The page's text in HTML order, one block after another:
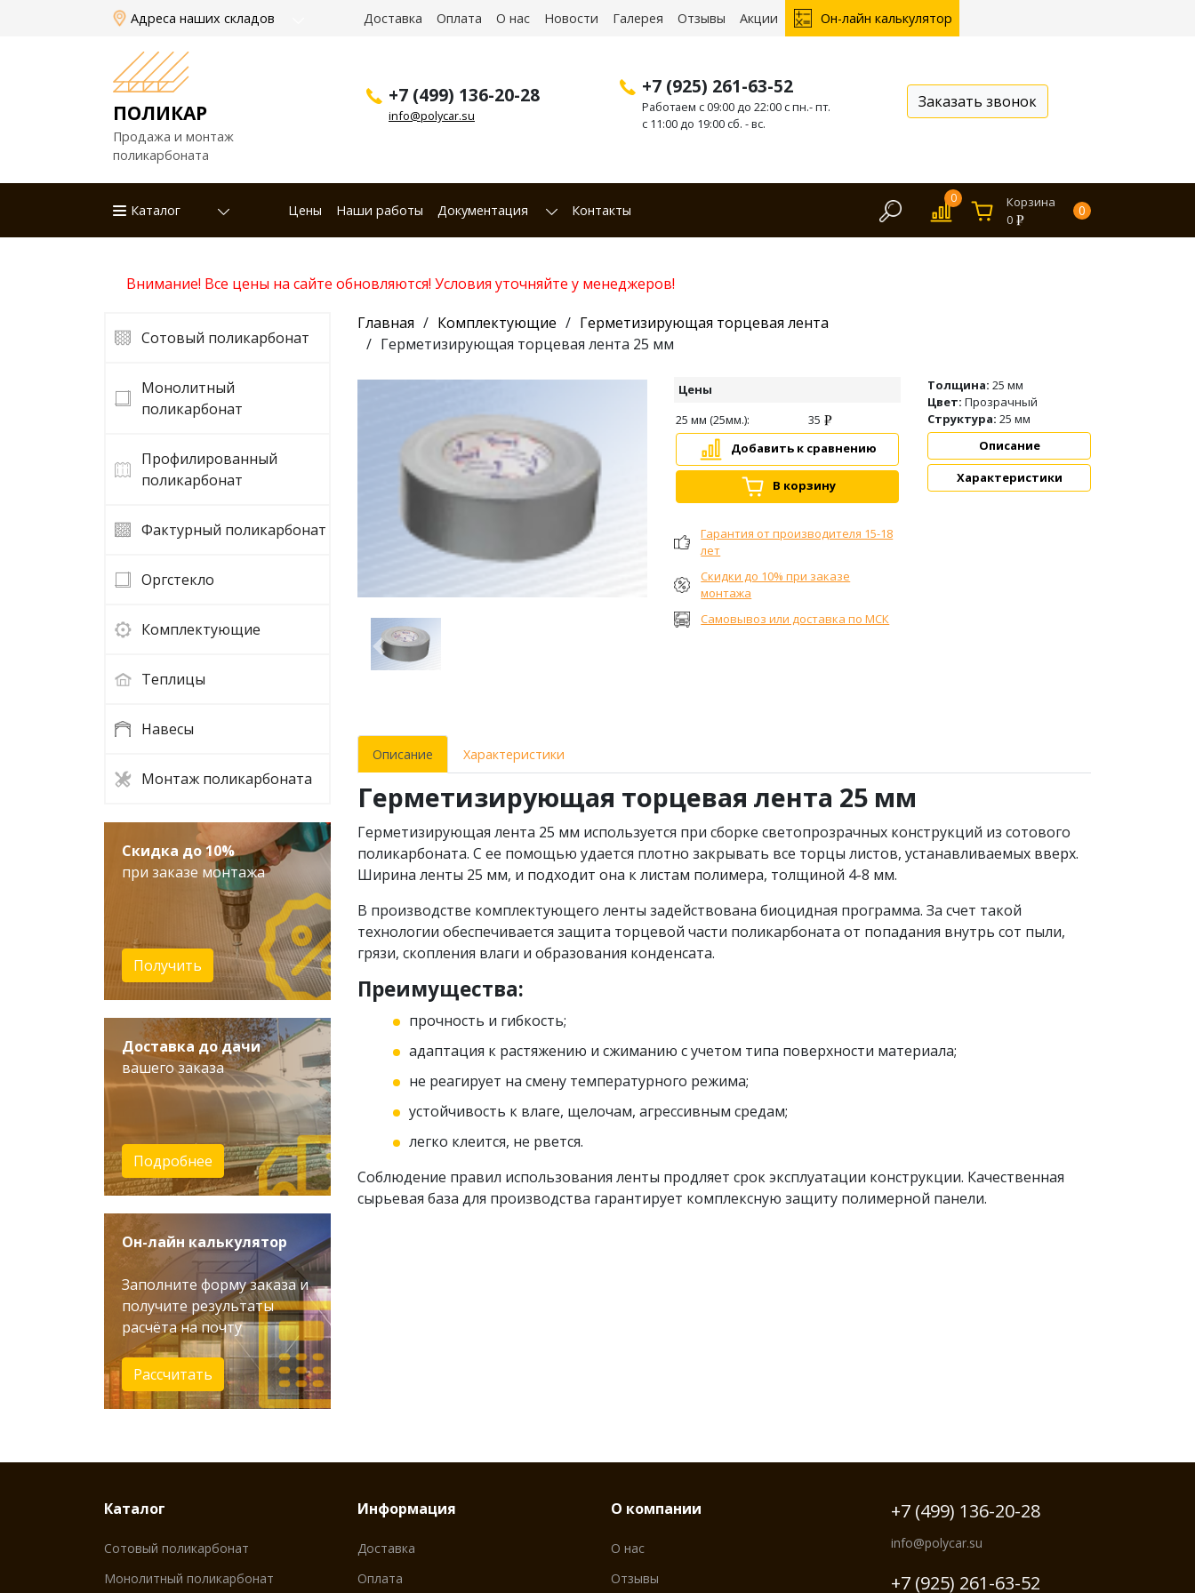
Адреса наших складов Доставка Оплата О нас Новости Галерея Отзывы Акции Он-лайн калькулятор
ПОЛИКАР
Продажа и монтаж
поликарбоната
+7 (499) 136-20-28
info@polycar.su
+7 (925) 261-63-52
Работаем с 09:00 до 22:00 с пн.- пт.
с 11:00 до 19:00 сб. - вс.
Заказать звонок
Каталог Цены Наши работы Документация Контакты
0
Корзина
0
0
Внимание! Все цены на сайте обновляются! Условия уточняйте у менеджеров!
Сотовый поликарбонат
Монолитный
поликарбонат
Профилированный
поликарбонат
Фактурный поликарбонат
Оргстекло
Комплектующие
Теплицы
Навесы
Монтаж поликарбоната
Скидка до 10%
при заказе монтажа
Получить
Доставка до дачи
вашего заказа
Подробнее
Он-лайн калькулятор
Заполните форму заказа и
получите результаты
расчёта на почту
Рассчитать
Главная Комплектующие
Герметизирующая торцевая лента
Герметизирующая торцевая лента 25 мм
Предыдущий
Цены
25 мм (25мм.):
35
Добавить к сравнению
В корзину
Гарантия от производителя 15-18
лет
Скидки до 10% при заказе
монтажа
Самовывоз или доставка по МСК
Толщина: 25 мм
Цвет: Прозрачный
Структура: 25 мм
Описание
Характеристики
Описание Характеристики
Герметизирующая торцевая лента 25 мм
Герметизирующая лента 25 мм используется при сборке светопрозрачных конструкций из сотового
поликарбоната. С ее помощью удается плотно закрывать все торцы листов, устанавливаемых вверх.
Ширина ленты 25 мм, и подходит она к листам полимера, толщиной 4-8 мм.
В производстве комплектующего ленты задействована биоцидная программа. За счет такой
технологии обеспечивается защита торцевой части поликарбоната от попадания внутрь сот пыли,
грязи, скопления влаги и образования конденсата.
Преимущества:
прочность и гибкость;
адаптация к растяжению и сжиманию с учетом типа поверхности материала;
не реагирует на смену температурного режима;
устойчивость к влаге, щелочам, агрессивным средам;
легко клеится, не рвется.
Соблюдение правил использования ленты продляет срок эксплуатации конструкции. Качественная
сырьевая база для производства гарантирует комплексную защиту полимерной панели.
Каталог
Сотовый поликарбонат
Монолитный поликарбонат
Информация
Доставка
Оплата
О компании
О нас
Отзывы
+7 (499) 136-20-28
info@polycar.su
+7 (925) 261-63-52